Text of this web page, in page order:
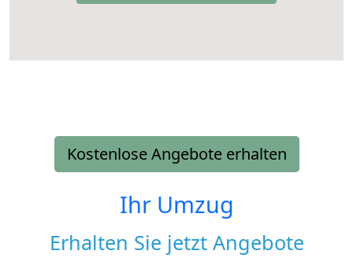
Kostenlose Angebote erhalten
Ihr Umzug
Erhalten Sie jetzt Angebote